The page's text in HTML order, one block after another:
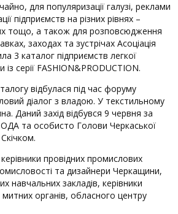
для популяризації галузі, реклами
підприємств на різних рівнях –
тощо, а також для розповсюдження
заходах та зустрічах Асоціація
3 каталог підприємств легкої
серії FASHION&PRODUCTION.
відбулася під час форуму
діалог з владою. У текстильному
Даний захід відбувся 9 червня за
ОДА та особисто Голови Черкаської
провідних промислових
та дизайнери Черкащини,
навчальних закладів, керівники
митних органів, обласного центру